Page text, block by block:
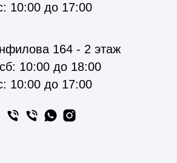
10:00 до 17:00
164 - 2 этаж
10:00 до 18:00
10:00 до 17:00